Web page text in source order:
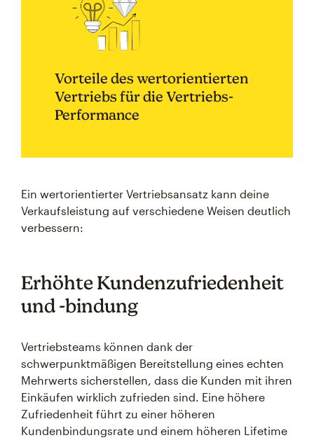
Vorteile des wertorientierten
Vertriebs für die Vertriebs-
Performance
Ein wertorientierter Vertriebsansatz kann deine
Verkaufsleistung auf verschiedene Weisen deutlich
verbessern:
Erhöhte Kundenzufriedenheit
und -bindung
Vertriebsteams können dank der
schwerpunktmäßigen Bereitstellung eines echten
Mehrwerts sicherstellen, dass die Kunden mit ihren
Einkäufen wirklich zufrieden sind. Eine höhere
Zufriedenheit führt zu einer höheren
Kundenbindungsrate und einem höheren Lifetime